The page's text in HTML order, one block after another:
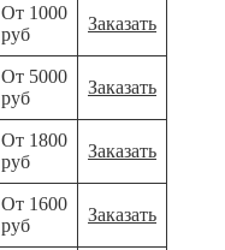
От 1000
руб
Заказать
От 5000
руб
Заказать
От 1800
руб
Заказать
От 1600
руб
Заказать